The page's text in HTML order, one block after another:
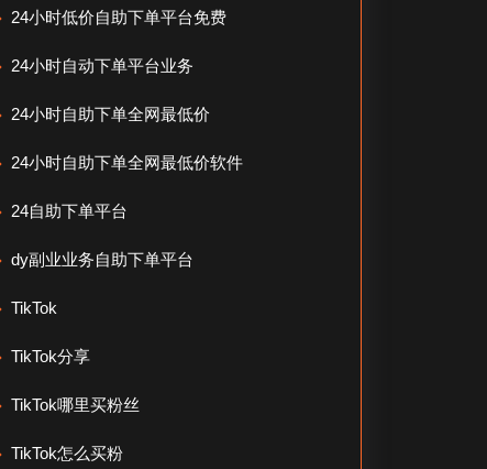
24小时低价自助下单平台免费
24小时自动下单平台业务
24小时自助下单全网最低价
24小时自助下单全网最低价软件
24自助下单平台
dy副业业务自助下单平台
TikTok
TikTok分享
TikTok哪里买粉丝
TikTok怎么买粉